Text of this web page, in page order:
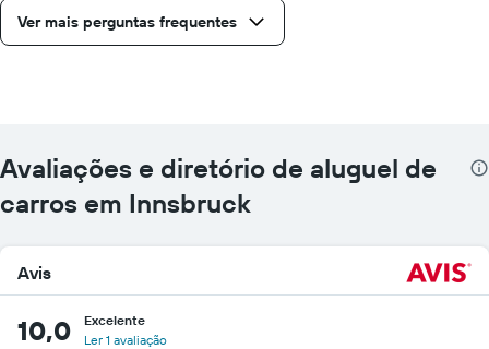
Ver mais perguntas frequentes
Avaliações e diretório de aluguel de
carros em Innsbruck
Avis
10,0
Excelente
Ler 1 avaliação